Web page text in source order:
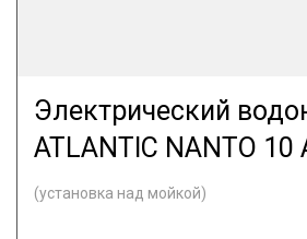
Электрический
ATLANTIC NANTO 10
(установка над мойкой)